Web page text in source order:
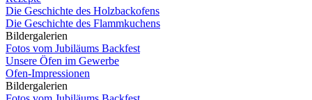
Die Geschichte des Holzbackofens
Die Geschichte des Flammkuchens
Bildergalerien
Fotos vom Jubiläums Backfest
Unsere Öfen im Gewerbe
Ofen-Impressionen
Bildergalerien